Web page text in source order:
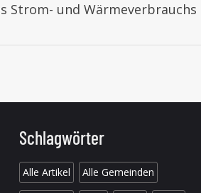
Strom- und Wärmeverbrauchs
Schlagwörter
Alle Artikel Alle Gemeinden